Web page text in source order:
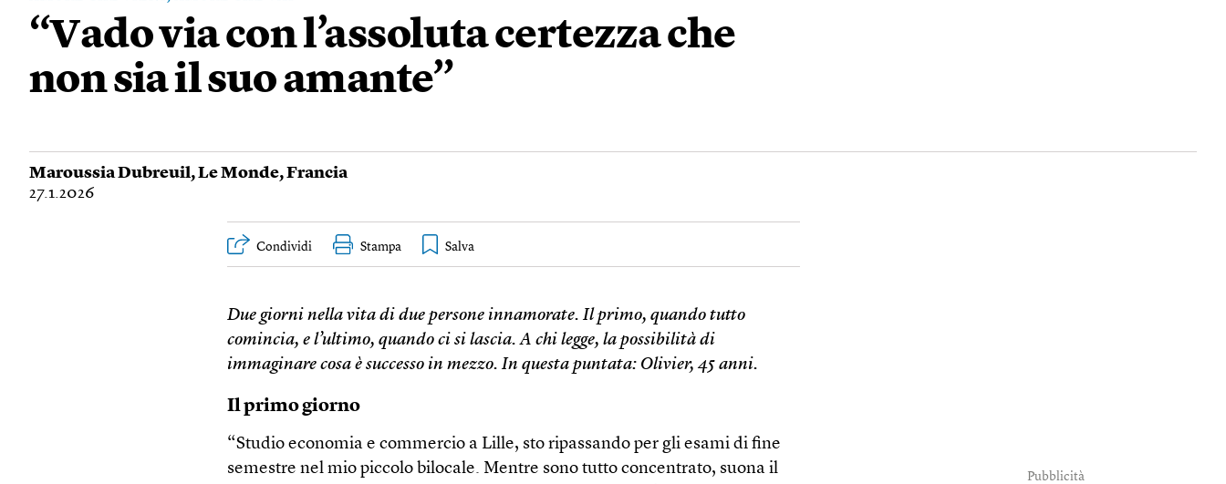
“Vado via con l’assoluta certezza che
non sia il suo amante”
Maroussia Dubreuil,Le Monde,Francia
27.1.2026
Condividi Stampa
Due giorni nella vita di due persone innamorate. Il primo, quando tutto
comincia, e l’ultimo, quando ci si lascia. A chi legge, la possibilità di
immaginare cosa è successo in mezzo. In questa puntata: Olivier, 45 anni.
Il primo giorno
“Studio economia e commercio a Lille, sto ripassando per gli esami di fine
semestre nel mio piccolo bilocale. Mentre sono tutto concentrato, suona il
Pubblicità